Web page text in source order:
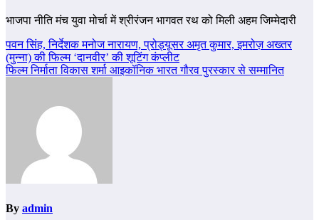
भाजपा नीति मंच युवा मोर्चा में श्रीरंजन भागवत रथ को मिली अहम जिम्मेदारी
Post
navigation
पवन सिंह, निर्देशक मनोज नारायण, प्रोड्यूसर अमृत कुमार, इमरोज़ अख्तर
(मुन्ना) की फिल्म ‘दानवीर’ की शूटिंग कंप्लीट
फिल्म निर्माता विकास शर्मा आइकॉनिक भारत गौरव पुरस्कार से सम्मानित
By admin